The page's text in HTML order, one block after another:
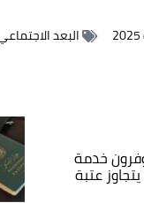
البعد
خدمة
عتبة